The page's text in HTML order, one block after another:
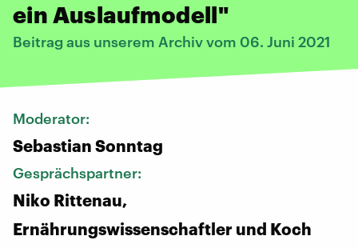
ein Auslaufmodell"
Beitrag aus unserem Archiv vom 06. Juni 2021
Moderator:
Sebastian Sonntag
Gesprächspartner:
Niko Rittenau,
Ernährungswissenschaftler und Koch